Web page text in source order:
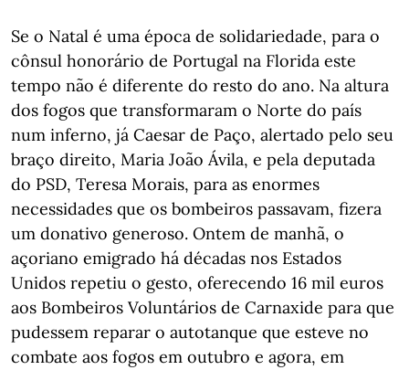
Se o Natal é uma época de solidariedade, para o
cônsul honorário de Portugal na Florida este
tempo não é diferente do resto do ano. Na altura
dos fogos que transformaram o Norte do país
num inferno, já Caesar de Paço, alertado pelo seu
braço direito, Maria João Ávila, e pela deputada
do PSD, Teresa Morais, para as enormes
necessidades que os bombeiros passavam, fizera
um donativo generoso. Ontem de manhã, o
açoriano emigrado há décadas nos Estados
Unidos repetiu o gesto, oferecendo 16 mil euros
aos Bombeiros Voluntários de Carnaxide para que
pudessem reparar o autotanque que esteve no
combate aos fogos em outubro e agora, em